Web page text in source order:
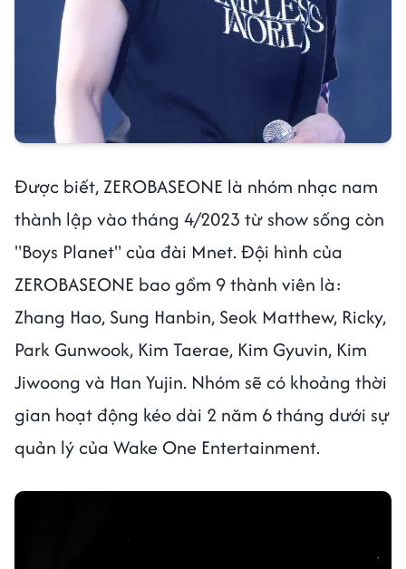
Được biết, ZEROBASEONE là nhóm nhạc nam
thành lập vào tháng 4/2023 từ show sống còn
"Boys Planet" của đài Mnet. Đội hình của
ZEROBASEONE bao gồm 9 thành viên là:
Zhang Hao, Sung Hanbin, Seok Matthew, Ricky,
Park Gunwook, Kim Taerae, Kim Gyuvin, Kim
Jiwoong và Han Yujin. Nhóm sẽ có khoảng thời
gian hoạt động kéo dài 2 năm 6 tháng dưới sự
quản lý của Wake One Entertainment.